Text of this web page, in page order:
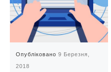
Опубліковано9 Березня,
2018